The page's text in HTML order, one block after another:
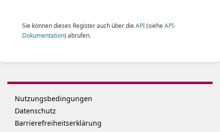
Sie können dieses Register auch über die API(siehe API-
Dokumentation) abrufen.
Nutzungsbedingungen
Datenschutz
Barrierefreiheitserklärung